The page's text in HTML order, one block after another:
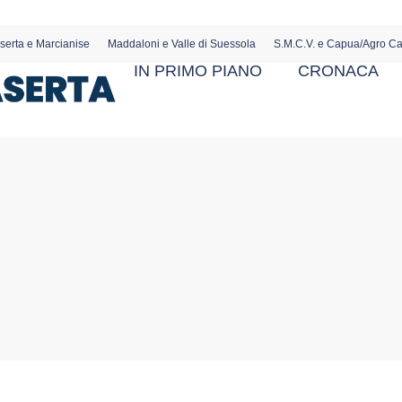
e Marcianise Maddaloni e Valle di Suessola S.M.C.V. e Capua/Agro
IN PRIMO PIANO CRONACA